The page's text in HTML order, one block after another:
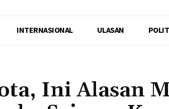
INTERNASIONAL ULASAN
Ini Alasan